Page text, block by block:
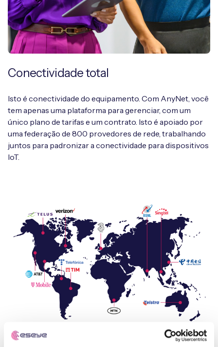
Conectividade total
Isto é conectividade do equipamento. Com AnyNet, você
tem apenas uma plataforma para gerenciar, com um
único plano de tarifas e um contrato. Isto é apoiado por
uma federação de 800 provedores de rede, trabalhando
juntos para padronizar a conectividade para dispositivos
IoT.